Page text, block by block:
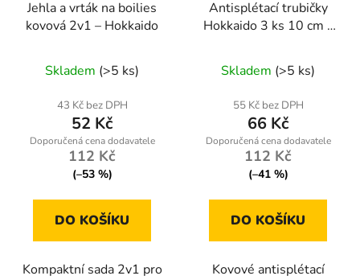
Jehla a vrták na boilies
kovová 2v1 – Hokkaido
Skladem (>5 ks)
43 Kč bez DPH
52 Kč
112 Kč
(–53 %)
DO KOŠÍKU
Kompaktní sada 2v1 pro
Antisplétací trubičky
Hokkaido 3 ks 10 cm –
montáže
Skladem (>5 ks)
55 Kč bez DPH
66 Kč
112 Kč
(–41 %)
DO KOŠÍKU
Kovové antisplétací